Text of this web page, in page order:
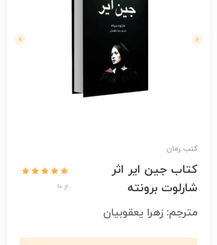
کتب رمان
کتاب جین ایر اثر
شارلوت برونته
از 10
مترجم: زهرا یعقوبیان